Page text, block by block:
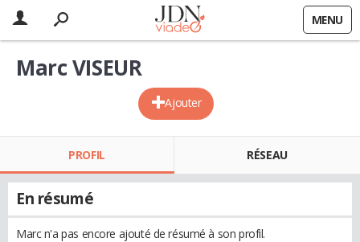
MENU
Ajouter
Marc VISEUR
PROFIL RÉSEAU
En résumé
Marc n'a pas encore ajouté de résumé à son profil.